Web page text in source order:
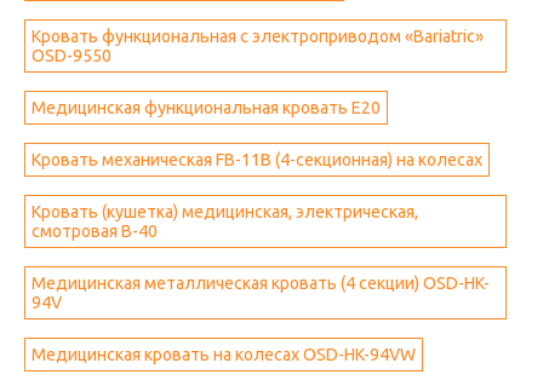
Кровать функциональная с электроприводом «Bariatric»
OSD-9550
Медицинская функциональная кровать E20
Кровать механическая FB-11B (4-секционная) на колесах
Кровать (кушетка) медицинская, электрическая,
смотровая B-40
Медицинская металлическая кровать (4 секции) OSD-HK-
94V
Медицинская кровать на колесах OSD-HK-94VW